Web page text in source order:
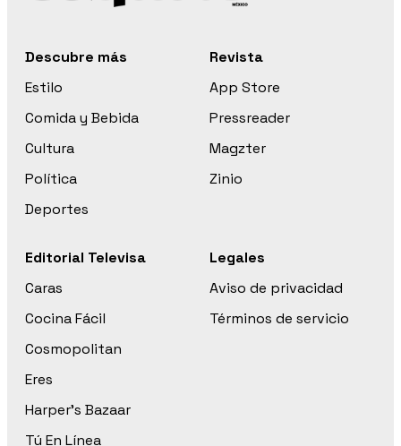
Descubre más
Estilo
Comida y Bebida
Cultura
Política
Deportes
Revista
App Store
Pressreader
Magzter
Zinio
Editorial Televisa
Caras
Cocina Fácil
Cosmopolitan
Eres
Harper’s Bazaar
Tú En Línea
Legales
Aviso de privacidad
Términos de servicio